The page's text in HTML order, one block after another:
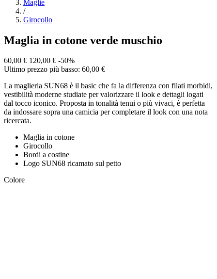
Maglie
/
Girocollo
Maglia in cotone verde muschio
60,00 € 120,00 € -50%
Ultimo prezzo più basso: 60,00 €
La maglieria SUN68 è il basic che fa la differenza con filati morbidi,
vestibilità moderne studiate per valorizzare il look e dettagli logati
dal tocco iconico. Proposta in tonalità tenui o più vivaci, è perfetta
da indossare sopra una camicia per completare il look con una nota
ricercata.
Maglia in cotone
Girocollo
Bordi a costine
Logo SUN68 ricamato sul petto
Colore